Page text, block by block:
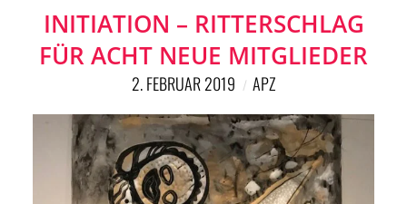
ÜBER UNS
RUBRIKEN
SPONSORING
KONTAKT
INITIATION – RITTERSCHLAG
FÜR ACHT NEUE MITGLIEDER
2. FEBRUAR 2019 APZ